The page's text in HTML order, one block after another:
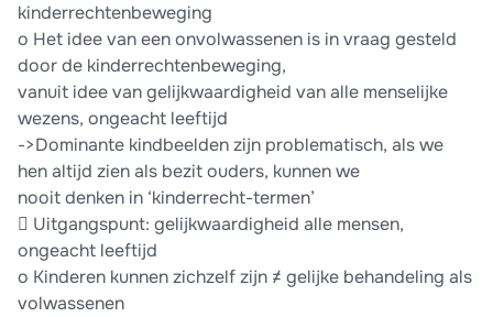
kinderrechtenbeweging
o Het idee van een onvolwassenen is in vraag gesteld
door de kinderrechtenbeweging,
vanuit idee van gelijkwaardigheid van alle menselijke
wezens, ongeacht leeftijd
->Dominante kindbeelden zijn problematisch, als we
hen altijd zien als bezit ouders, kunnen we
nooit denken in ‘kinderrecht-termen’
 Uitgangspunt: gelijkwaardigheid alle mensen,
ongeacht leeftijd
o Kinderen kunnen zichzelf zijn ≠ gelijke behandeling als
volwassenen